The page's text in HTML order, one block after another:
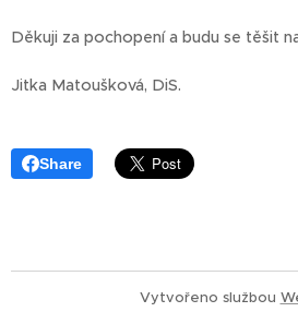
Děkuji za pochopení a budu se těšit
Jitka Matoušková, DiS.
Share
Vytvořeno službou